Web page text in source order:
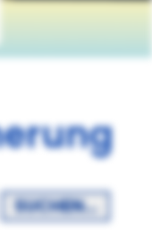
SUCHEN...